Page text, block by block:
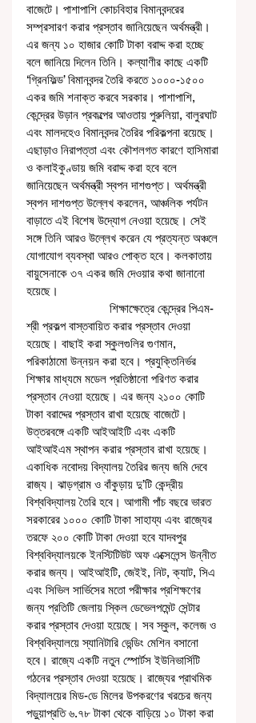
বাজেটে। পাশাপাশি কোচবিহার বিমানবন্দরের
সম্প্রসারণ করার প্রস্তাব জানিয়েছেন অর্থমন্ত্রী।
এর জন্য ১০ হাজার কোটি টাকা বরাদ্দ করা হচ্ছে
বলে জানিয়ে দিলেন তিনি। কল্যাণীর কাছে একটি
‘গ্রিনফিল্ড’ বিমানবন্দর তৈরি করতে ১০০০-১৫০০
একর জমি শনাক্ত করবে সরকার। পাশাপাশি,
কেন্দ্রের উড়ান প্রকল্পের আওতায় পুরুলিয়া, বালুরঘাট
এবং মালদহেও বিমানবন্দর তৈরির পরিকল্পনা রয়েছে।
এছাড়াও নিরাপত্তা এবং কৌশলগত কারণে হাসিমারা
ও কলাইকুণ্ডায় জমি বরাদ্দ করা হবে বলে
জানিয়েছেন অর্থমন্ত্রী স্বপন দাশগুপ্ত। অর্থমন্ত্রী
স্বপন দাশগুপ্ত উল্লেখ করলেন, আঞ্চলিক পর্যটন
বাড়াতে এই বিশেষ উদ্যোগ নেওয়া হয়েছে। সেই
সঙ্গে তিনি আরও উল্লেখ করেন যে প্রত্যন্ত অঞ্চলে
যোগাযোগ ব্যবস্থা আরও পোক্ত হবে। কলকাতায়
বায়ুসেনাকে ৩৭ একর জমি দেওয়ার কথা জানানো
হয়েছে।
শ্রী প্রকল্প বাস্তবায়িত করার প্রস্তাব দেওয়া
হয়েছে। বাছাই করা স্কুলগুলির গুণমান,
পরিকাঠামো উন্নয়ন করা হবে। প্রযুক্তিনির্ভর
শিক্ষার মাধ্যমে মডেল প্রতিষ্ঠানো পরিণত করার
প্রস্তাব নেওয়া হয়েছে। এর জন্য ২১০০ কোটি
টাকা বরাদ্দের প্রস্তাব রাখা হয়েছে বাজেটে।
উত্তরবঙ্গে একটি আইআইটি এবং একটি
আইআইএম স্থাপন করার প্রস্তাব রাখা হয়েছে।
একাধিক নবোদয় বিদ্যালয় তৈরির জন্য জমি দেবে
রাজ্য। ঝাড়গ্রাম ও বাঁকুড়ায় দু’টি কেন্দ্রীয়
বিশ্ববিদ্যালয় তৈরি হবে। আগামী পাঁচ বছরে ভারত
সরকারের ১০০০ কোটি টাকা সাহায্য এবং রাজ্যের
তরফে ২০০ কোটি টাকা দেওয়া হবে যাদবপুর
বিশ্ববিদ্যালয়কে ইনস্টিটিউট অফ এক্সেলেন্স উন্নীত
করার জন্য। আইআইটি, জেইই, নিট, ক্যাট, সিএ
এবং সিভিল সার্ভিসের মতো পরীক্ষার প্রশিক্ষণের
জন্য প্রতিটি জেলায় স্কিল ডেভেলপমেন্ট সেন্টার
করার প্রস্তাব দেওয়া হয়েছে। সব স্কুল, কলেজ ও
বিশ্ববিদ্যালয়ে স্যানিটারি ভেন্ডিং মেশিন বসানো
হবে। রাজ্যে একটি নতুন স্পোর্টস ইউনিভার্সিটি
গঠনের প্রস্তাব দেওয়া হয়েছে। রাজ্যের প্রাথমিক
বিদ্যালয়ের মিড-ডে মিলের উপকরণের খরচের জন্য
পড়ুয়াপ্রতি ৬.৭৮ টাকা থেকে বাড়িয়ে ১০ টাকা করা